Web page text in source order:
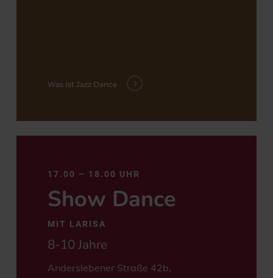
Was Ist Jazz Dance
17.00 – 18.00 UHR
Show Dance
MIT LARISA
8-10 Jahre
Anderslebener Straße 42b,
Dance?